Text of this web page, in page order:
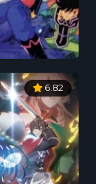
6.82